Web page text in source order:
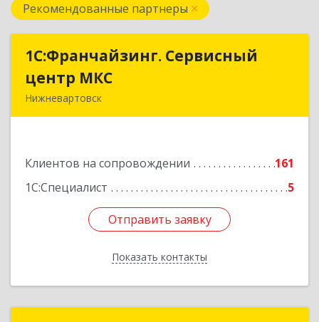
Рекомендованные партнеры
1С:Франчайзинг. Сервисный
центр МКС
Нижневартовск
Клиентов на сопровождении
161
1С:Специалист
5
Отправить заявку
Показать контакты
1С:Франчайзинг. Сервисный
Подробнее
Отправить заявку
Назад